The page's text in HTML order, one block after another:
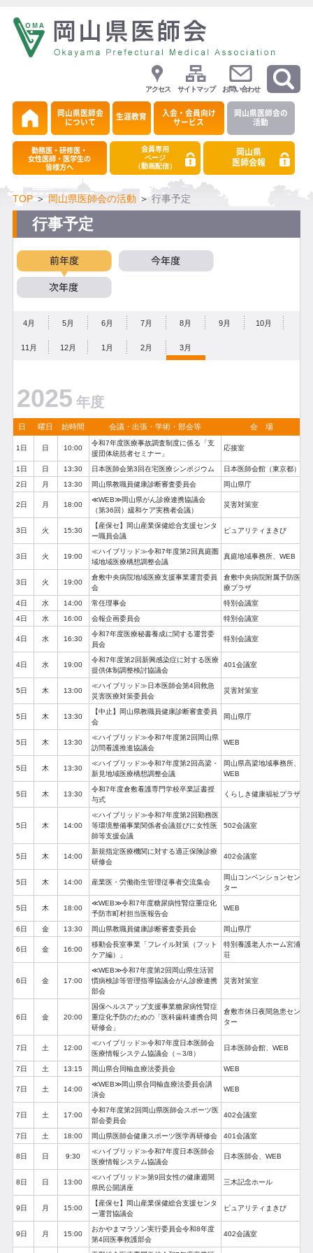
アクセス サイトマップ お問い合わせ
岡山県医師会
について
生涯教育
入会・会員向け
サービス
岡山県医師会の
活動
勤務医・研修医・
女性医師・医学生の
皆様方へ
会員専用
ページ
（動画配信）
岡山県
医師会報
TOP＞ 岡山県医師会の活動 ＞ 行事予定
行事予定
4月 5月 6月 7月 8月 9月 10月
11月 12月 1月 2月 3月
2025 年度
日 曜日 始時間 会議・出張・学術・部会等 会 場
1日 日 10:00
令和7年度医療事故調査制度に係る「支
援団体統括者セミナー」
応接室
1日 日 13:30 日本医師会第3回在宅医療シンポジウム
日本医師会館（東京都）
2日
月 13:30 岡山県教職員健康診断審査委員会 岡山県庁
2日 月 18:00
≪WEB≫岡山県がん診療連携協議会
（第36回）緩和ケア実務者会議）
災害対策室
3日 火 15:30
【産保セ】岡山産業保健総合支援センタ
ー職員会議
ピュアリティまきび
3日 火 19:00
≪ハイブリッド≫令和7年度第2回真庭圏
域地域医療構想調整会議
真庭地域事務所、WEB
3日 火 19:00
倉敷中央病院地域医療支援事業運営委員
会
倉敷中央病院附属予防医
療プラザ
4日
水 14:00 常任理事会
特別会議室
4日
水 16:00 会報企画委員会 特別会議室
4日 水 16:30
令和7年度医療秘書養成に関する運営委
員会
特別会議室
4日 水 19:00
令和7年度第2回新興感染症に対する医療
提供体制調整検討協議会
401会議室
5日 木 13:00
≪ハイブリッド≫日本医師会第4回救急
災害医療対策委員会
災害対策室
5日 木 13:30
【中止】岡山県教職員健康診断審査委員
会
岡山県庁
5日 木 13:30
≪ハイブリッド≫令和7年度第2回岡山県
訪問看護推進協議会
WEB
5日 木 13:30
≪ハイブリッド≫令和7年度第2回高梁・
新見地域医療構想調整会議
岡山県高梁地域事務所、
WEB
5日 木 13:30
令和7年度倉敷看護専門学校卒業証書授
与式
くらしき健康福祉プラザ
5日 木 14:00
≪ハイブリッド≫令和7年度第2回勤務医
等環境整備事業関係者会議並びに女性医
師等支援会議
502会議室
5日 木 14:00
新規指定医療機関に対する適正保険診療
研修会
402会議室
5日 木 14:00 産業医・労働衛生管理従事者交流集会
岡山コンベンションセン
ター
5日 木 18:00
≪WEB≫令和7年度糖尿病性腎症重症化
予防市町村担当医報告会
WEB
6日 金 13:30 岡山県教職員健康診断審査委員会 岡山県庁
6日 金 16:00
移動会長室事業「フレイル対策（フット
ケア編）」
特別養護老人ホーム宮浦
荘
6日 金 17:00
≪WEB≫令和7年度第2回岡山県生活習
慣病検診等管理指導協議会がん診療連携
部会
災害対策室
6日 金 20:00
国保ヘルスアップ支援事業糖尿病性腎症
重症化予防のための「医科歯科連携合同
研修会」
倉敷市休日夜間急患セン
ター
7日 土 12:00
≪ハイブリッド≫令和7年度日本医師会
医療情報システム協議会（～3/8）
日本医師会館、WEB
7日 土 13:15 岡山県合同輸血療法委員会 WEB
7日 土 14:00
≪WEB≫岡山県合同輸血療法委員会講
演会
WEB
7日 土 17:00
令和7年度第2回岡山県医師会スポーツ医
部会委員会
402会議室
7日 土 18:00 岡山県医師会健康スポーツ医学再研修会 401会議室
8日 日 9:30
≪ハイブリッド≫令和7年度日本医師会
医療情報システム協議会
日本医師会、WEB
8日 日 13:00
≪ハイブリッド≫第9回女性の健康週間
県民公開講座
三木記念ホール
9日 月 15:00
【産保セ】岡山産業保健総合支援センタ
ー運営協議会
ピュアリティまきび
9日 月 15:00
おかやまマラソン実行委員会令和8年度
第4回医事救護部会
402会議室